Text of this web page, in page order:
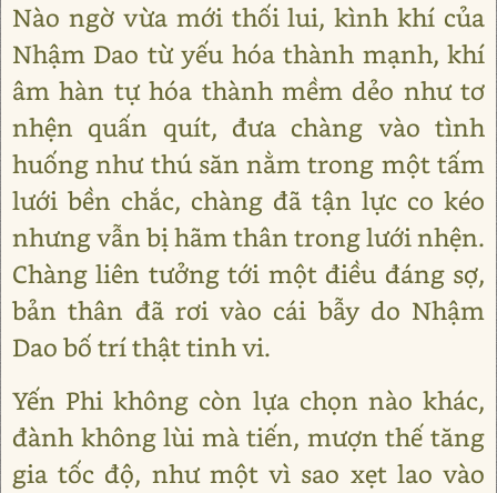
Nào ngờ vừa mới thối lui, kình khí của
Nhậm Dao từ yếu hóa thành mạnh, khí
âm hàn tự hóa thành mềm dẻo như tơ
nhện quấn quít, đưa chàng vào tình
huống như thú săn nằm trong một tấm
lưới bền chắc, chàng đã tận lực co kéo
nhưng vẫn bị hãm thân trong lưới nhện.
Chàng liên tưởng tới một điều đáng sợ,
bản thân đã rơi vào cái bẫy do Nhậm
Dao bố trí thật tinh vi.
Yến Phi không còn lựa chọn nào khác,
đành không lùi mà tiến, mượn thế tăng
gia tốc độ, như một vì sao xẹt lao vào